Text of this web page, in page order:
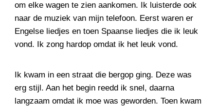
om elke wagen te zien aankomen. Ik luisterde ook
naar de muziek van mijn telefoon. Eerst waren er
Engelse liedjes en toen Spaanse liedjes die ik leuk
vond. Ik zong hardop omdat ik het leuk vond.
Ik kwam in een straat die bergop ging. Deze was
erg stijl. Aan het begin reedd ik snel, daarna
langzaam omdat ik moe was geworden. Toen kwam